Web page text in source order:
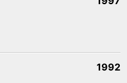
1992